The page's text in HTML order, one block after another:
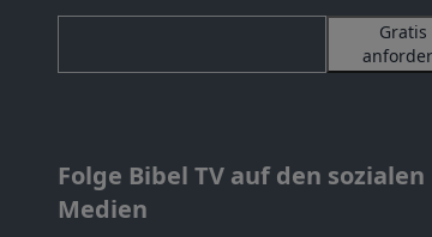
Gratis
Folge Bibel TV auf den sozialen
Medien